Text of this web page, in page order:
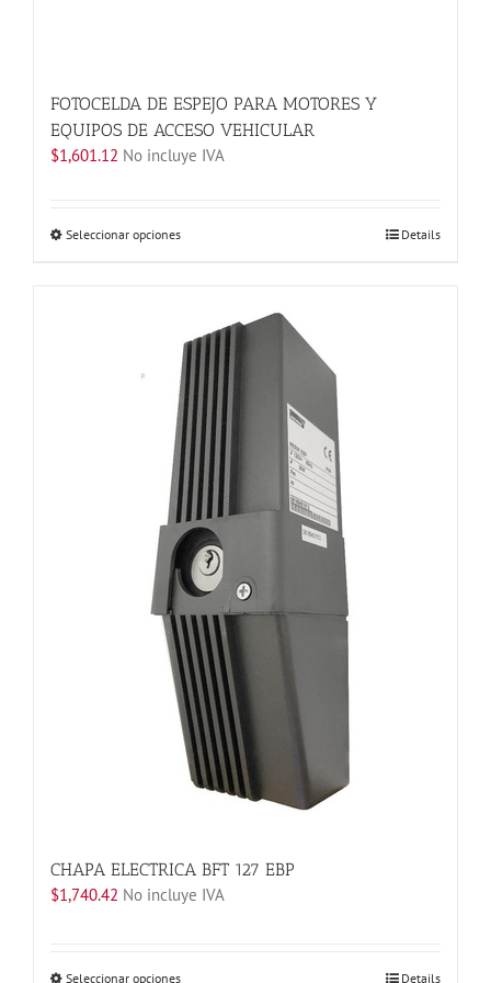
FOTOCELDA DE ESPEJO PARA MOTORES Y
EQUIPOS DE ACCESO VEHICULAR
$1,601.12 No incluye IVA
Seleccionar opcionesEste
variantes.
Las
opciones
se
pueden
elegir
en
la
página
de
producto
Details
CHAPA ELECTRICA BFT 127 EBP
$1,740.42 No incluye IVA
Seleccionar opciones Details